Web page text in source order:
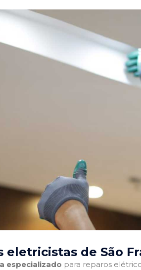
eletricistas de São
especializado para reparos